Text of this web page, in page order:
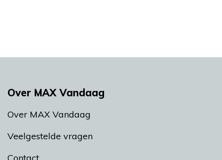
Over MAX Vandaag
Over MAX Vandaag
Veelgestelde vragen